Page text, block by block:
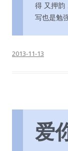
得 又押韵
写也是勉
2013-11-13
爱